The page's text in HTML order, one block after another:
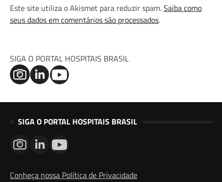
Este site utiliza o Akismet para reduzir spam.Saiba como
seus dados em comentários são processados.
SIGA O PORTAL HOSPITAIS BRASIL
SIGA O PORTAL HOSPITAIS BRASIL
Conheça nossa Política de Privacidade